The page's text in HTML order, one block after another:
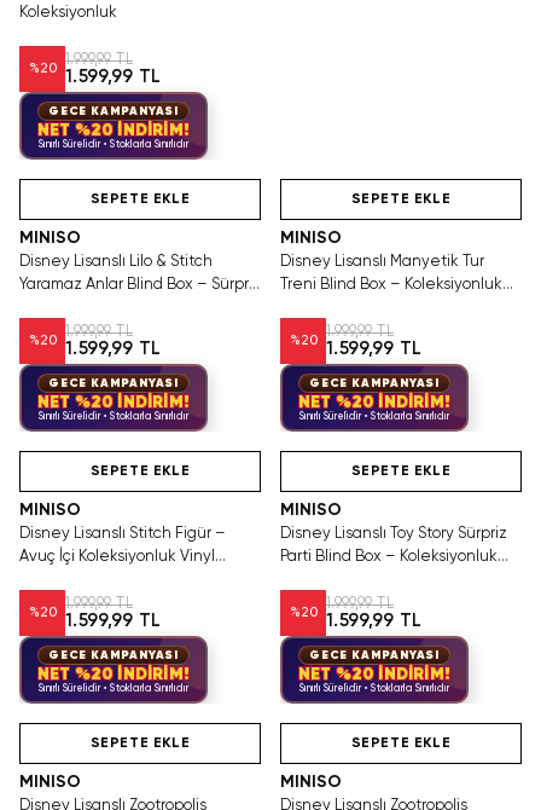
Koleksiyonluk
%20
1.999,99 TL
1.599,99 TL
GECE KAMPANYASI
NET %20 İNDİRİM!
Sınırlı Sürelidir • Stoklarla Sınırlıdır
SEPETE EKLE
MINISO
Disney Lisanslı Lilo & Stitch
Yaramaz Anlar Blind Box – Sürpriz
%20
1.999,99 TL
1.599,99 TL
GECE KAMPANYASI
NET %20 İNDİRİM!
Sınırlı Sürelidir • Stoklarla Sınırlıdır
SEPETE EKLE
MINISO
Disney Lisanslı Manyetik Tur
Treni Blind Box – Koleksiyonluk
%20
1.999,99 TL
1.599,99 TL
GECE KAMPANYASI
NET %20 İNDİRİM!
Sınırlı Sürelidir • Stoklarla Sınırlıdır
SEPETE EKLE
MINISO
Disney Lisanslı Stitch Figür –
Avuç İçi Koleksiyonluk Vinyl
%20
1.999,99 TL
1.599,99 TL
GECE KAMPANYASI
NET %20 İNDİRİM!
Sınırlı Sürelidir • Stoklarla Sınırlıdır
SEPETE EKLE
MINISO
Disney Lisanslı Toy Story Sürpriz
Parti Blind Box – Koleksiyonluk
%20
1.999,99 TL
1.599,99 TL
GECE KAMPANYASI
NET %20 İNDİRİM!
Sınırlı Sürelidir • Stoklarla Sınırlıdır
SEPETE EKLE
MINISO
Disney Lisanslı Zootropolis
SEPETE EKLE
MINISO
Disney Lisanslı Zootropolis